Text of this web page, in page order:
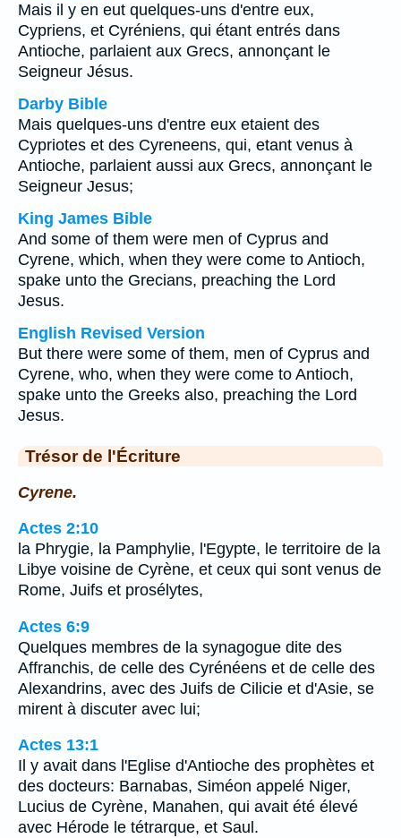
Mais il y en eut quelques-uns d'entre eux,
Cypriens, et Cyréniens, qui étant entrés dans
Antioche, parlaient aux Grecs, annonçant le
Seigneur Jésus.
Darby Bible
Mais quelques-uns d'entre eux etaient des
Cypriotes et des Cyreneens, qui, etant venus à
Antioche, parlaient aussi aux Grecs, annonçant le
Seigneur Jesus;
King James Bible
And some of them were men of Cyprus and
Cyrene, which, when they were come to Antioch,
spake unto the Grecians, preaching the Lord
Jesus.
English Revised Version
But there were some of them, men of Cyprus and
Cyrene, who, when they were come to Antioch,
spake unto the Greeks also, preaching the Lord
Jesus.
Trésor de l'Écriture
Cyrene.
Actes 2:10
la Phrygie, la Pamphylie, l'Egypte, le territoire de la
Libye voisine de Cyrène, et ceux qui sont venus de
Rome, Juifs et prosélytes,
Actes 6:9
Quelques membres de la synagogue dite des
Affranchis, de celle des Cyrénéens et de celle des
Alexandrins, avec des Juifs de Cilicie et d'Asie, se
mirent à discuter avec lui;
Actes 13:1
Il y avait dans l'Eglise d'Antioche des prophètes et
des docteurs: Barnabas, Siméon appelé Niger,
Lucius de Cyrène, Manahen, qui avait été élevé
avec Hérode le tétrarque, et Saul.